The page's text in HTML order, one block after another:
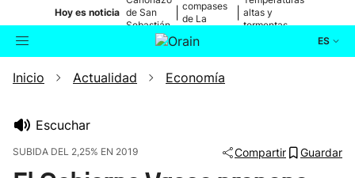
Hoy es noticia de San
Sebastián
compases
de La
altas y
tormentas
ES
Buscador Actualidad
Inicio Actualidad Economía
Escuchar
SUBIDA DEL 2,25% EN 2019 Compartir Guardar